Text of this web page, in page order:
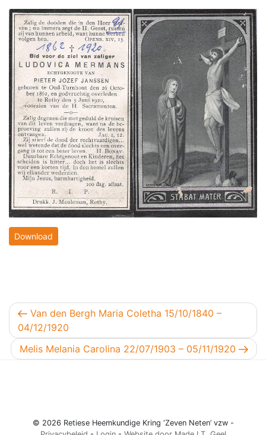
Download
Berichtnavigatie
Vorig bericht
Van den Bergh Maria Coletha 15/10/1840 –
04/12/1920
Volgend bericht
Melis Melania Carolina 22/07/1903 – 05/11/1920
© 2026 Retiese Heemkundige Kring ‘Zeven Neten’ vzw -